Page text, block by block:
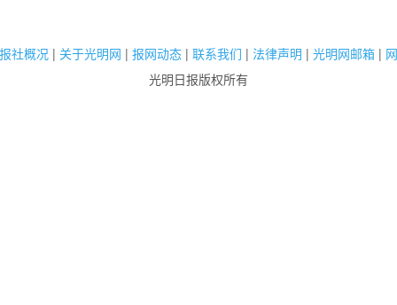
社概况 | 关于光明网 | 报网动态 | 联系我们 | 法律声明 | 光明网邮箱 |
光明日报版权所有